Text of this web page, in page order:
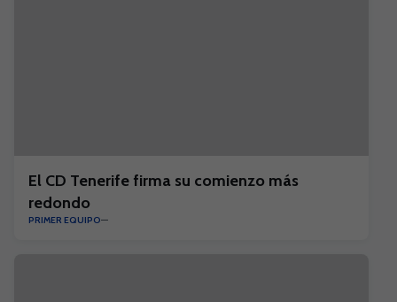
El CD Tenerife firma su comienzo más
redondo
PRIMER EQUIPO